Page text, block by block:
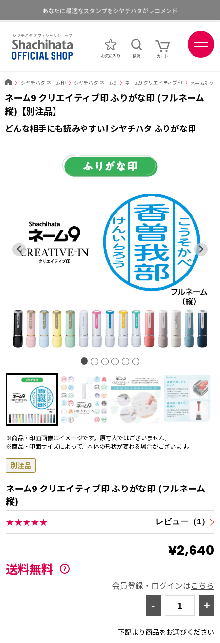
あなたに最適なスタンプをシヤチハタがレコメンド
〉 シヤチハタ ネーム印 〉 シヤチハタ ネーム9 〉 ネーム9 クリエイティブ印 〉 ネーム9 ク
ネーム9 クリエイティブ印 ふりがな印 (フルネーム
縦)【別注品】
どんな相手にも読みやすい! シヤチハタ ふりがな印
※商品・印面画像はイメージです。原寸大ではございません。
※商品・印面サイズによって、本体の形状が変わる場合がございます。
別注品
ネーム9 クリエイティブ印 ふりがな印 (フルネーム
縦)
★★★★★ レビュー（1）
¥2,640
送料無料
会員登録・ログインはこちら
- +
下記より商品をお選びください